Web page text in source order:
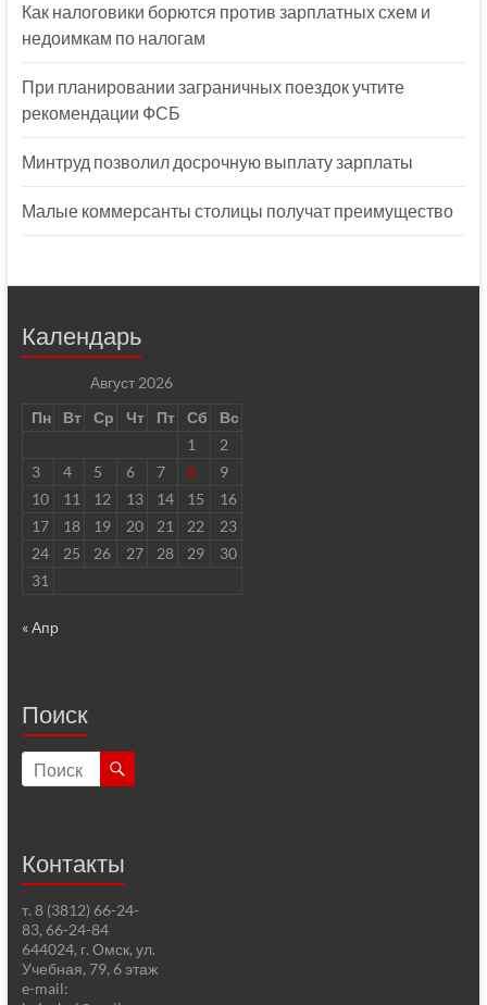
Как налоговики борются против зарплатных схем и
недоимкам по налогам
При планировании заграничных поездок учтите
рекомендации ФСБ
Минтруд позволил досрочную выплату зарплаты
Малые коммерсанты столицы получат преимущество
Календарь
Август 2026
Пн
Вт Ср Чт Пт Сб
Вс
1
2
3
4 5 6 7 8
9
10
11 12 13 14 15
16
17
18 19 20 21 22
23
24
25 26 27 28 29
30
31
« Апр
Поиск
Контакты
т. 8 (3812) 66-24-
83, 66-24-84
644024, г. Омск, ул.
Учебная, 79, 6 этаж
e-mail: